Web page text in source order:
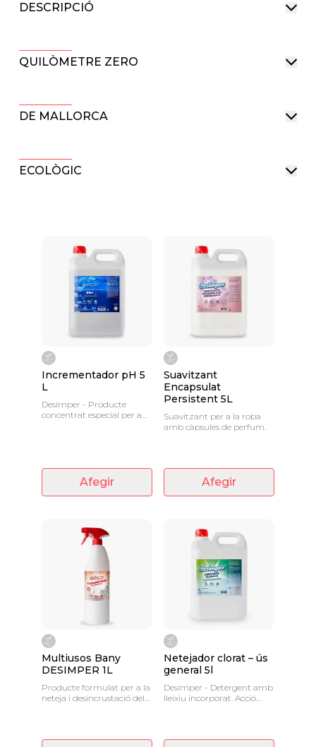
DESCRIPCIÓ
QUILÒMETRE ZERO
DE MALLORCA
ECOLÒGIC
Incrementador pH 5
L
Desimper - Producte
concentrat especial per a
Afegir
Suavitzant
Encapsulat
Persistent 5L
Suavitzant per a la roba
amb càpsules de perfum.
Afegir
Multiusos Bany
DESIMPER 1L
Producte formulat per a la
neteja i desincrustació dels
Netejador clorat – ús
general 5l
Desimper - Detergent amb
lleixiu incorporat. Acció